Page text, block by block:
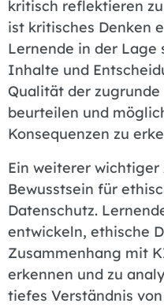
kritisch reflektieren
ist kritisches Denken
Lernende in der
Inhalte und
Qualität der
beurteilen und
Konsequenzen zu
Ein weiterer wichtiger
Bewusstsein für
Datenschutz.
entwickeln, ethische
Zusammenhang mit
erkennen und zu
tiefes Verständnis